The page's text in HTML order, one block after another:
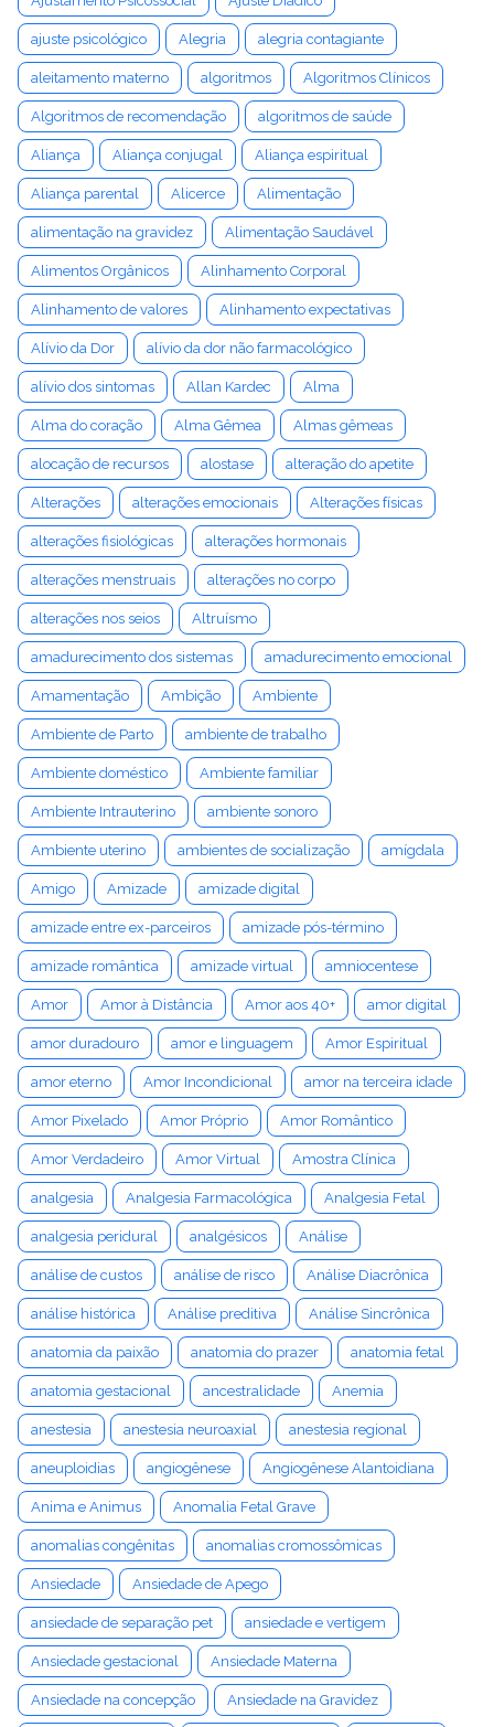
ajuste psicológico Alegria alegria contagiante
aleitamento materno algoritmos Algoritmos Clínicos
Algoritmos de recomendação algoritmos de saúde
Aliança Aliança conjugal Aliança espiritual
Aliança parental Alicerce Alimentação
alimentação na gravidez Alimentação Saudável
Alimentos Orgânicos Alinhamento Corporal
Alinhamento de valores Alinhamento expectativas
Alívio da Dor alívio da dor não farmacológico
alívio dos sintomas Allan Kardec Alma
Alma do coração Alma Gêmea Almas gêmeas
alocação de recursos alostase alteração do apetite
Alterações alterações emocionais Alterações físicas
alterações fisiológicas alterações hormonais
alterações menstruais alterações no corpo
alterações nos seios Altruísmo
amadurecimento dos sistemas amadurecimento emocional
Amamentação Ambição Ambiente
Ambiente de Parto ambiente de trabalho
Ambiente doméstico Ambiente familiar
Ambiente Intrauterino ambiente sonoro
Ambiente uterino ambientes de socialização amígdala
Amigo Amizade amizade digital
amizade entre ex-parceiros amizade pós-término
amizade romântica amizade virtual amniocentese
Amor Amor à Distância Amor aos 40+ amor digital
amor duradouro amor e linguagem Amor Espiritual
amor eterno Amor Incondicional amor na terceira idade
Amor Pixelado Amor Próprio Amor Romântico
Amor Verdadeiro Amor Virtual Amostra Clínica
analgesia Analgesia Farmacológica Analgesia Fetal
analgesia peridural analgésicos Análise
análise de custos análise de risco Análise Diacrônica
análise histórica Análise preditiva Análise Sincrônica
anatomia da paixão anatomia do prazer anatomia fetal
anatomia gestacional ancestralidade Anemia
anestesia anestesia neuroaxial anestesia regional
aneuploidias angiogênese Angiogênese Alantoidiana
Anima e Animus Anomalia Fetal Grave
anomalias congênitas anomalias cromossômicas
Ansiedade Ansiedade de Apego
ansiedade de separação pet ansiedade e vertigem
Ansiedade gestacional Ansiedade Materna
Ansiedade na concepção Ansiedade na Gravidez